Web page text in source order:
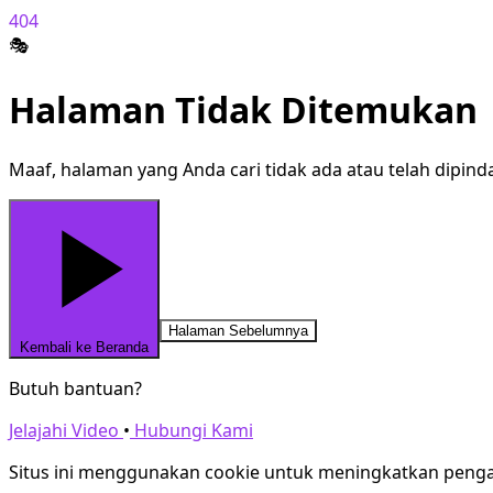
404
🎭
Halaman Tidak Ditemukan
Maaf, halaman yang Anda cari tidak ada atau telah
Kembali ke Beranda
Halaman Sebelumnya
Butuh bantuan?
Jelajahi Video • Hubungi Kami
Situs ini menggunakan cookie untuk meningkatkan